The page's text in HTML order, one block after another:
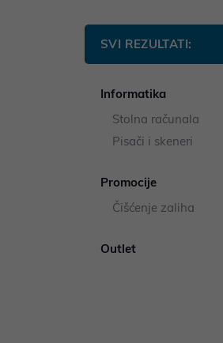
SVI REZULTATI:
Informatika
Stolna računala
Pisači i skeneri
Promocije
Čišćenje zaliha
Outlet